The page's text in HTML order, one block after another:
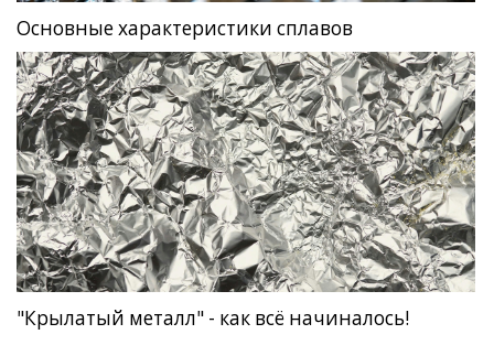
Основные характеристики сплавов
"Крылатый металл" - как всё начиналось!